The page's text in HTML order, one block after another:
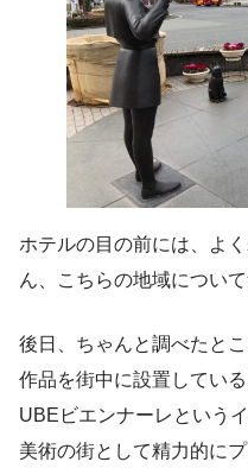
ホテルの目の前には、よ
ん、こちらの地域につい
後日、ちゃんと調べたと
作品を街中に設置してい
UBEビエンナーレという
美術の街として精力的に